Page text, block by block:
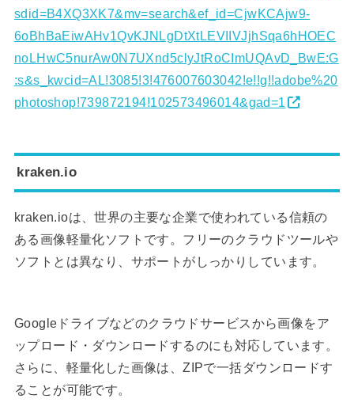
sdid=B4XQ3XK7&mv=search&ef_id=CjwKCAjw9-
6oBhBaEiwAHv1QvKJNLgDtXtLEVIIVJjhSqa6hHOEC
noLHwC5nurAw0N7UXnd5clyJtRoCImUQAvD_BwE:G
:s&s_kwcid=AL!3085!3!476007603042!e!!g!!adobe%20
photoshop!739872194!102573496014&gad=1
kraken.io
kraken.ioは、世界の主要な企業で使われている信頼の
ある画像軽量化ソフトです。フリーのクラウドツールや
ソフトとは異なり、サポートがしっかりしています。
Googleドライブなどのクラウドサービスから画像をア
ップロード・ダウンロードするのにも対応しています。
さらに、軽量化した画像は、ZIPで一括ダウンロードす
ることが可能です。